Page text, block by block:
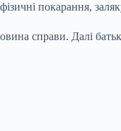
покарання,
справи. Далі